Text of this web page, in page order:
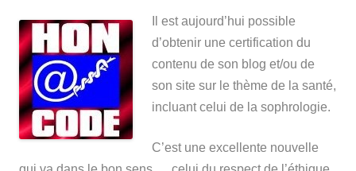
Il est aujourd’hui possible
d’obtenir une certification du
contenu de son blog et/ou de
son site sur le thème de la santé,
incluant celui de la sophrologie.
C’est une excellente nouvelle